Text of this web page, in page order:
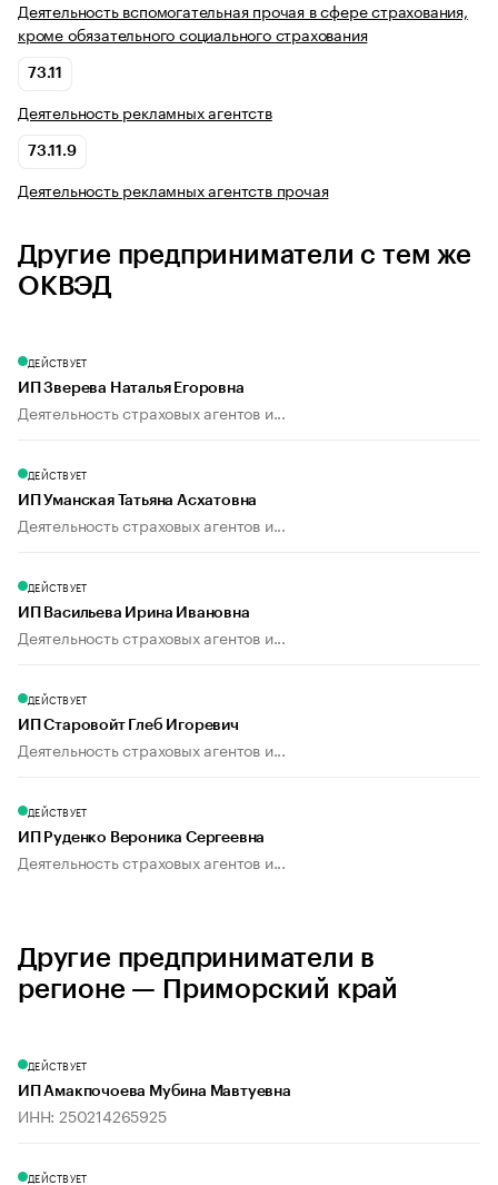
Деятельность вспомогательная прочая в сфере страхования,
кроме обязательного социального страхования
73.11
Деятельность рекламных агентств
73.11.9
Деятельность рекламных агентств прочая
Другие предприниматели с тем же
ОКВЭД
ДЕЙСТВУЕТ
ИП Зверева Наталья Егоровна
Деятельность страховых агентов и...
ДЕЙСТВУЕТ
ИП Уманская Татьяна Асхатовна
Деятельность страховых агентов и...
ДЕЙСТВУЕТ
ИП Васильева Ирина Ивановна
Деятельность страховых агентов и...
ДЕЙСТВУЕТ
ИП Старовойт Глеб Игоревич
Деятельность страховых агентов и...
ДЕЙСТВУЕТ
ИП Руденко Вероника Сергеевна
Деятельность страховых агентов и...
Другие предприниматели в
регионе — Приморский край
ДЕЙСТВУЕТ
ИП Амакпочоева Мубина Мавтуевна
ИНН: 250214265925
ДЕЙСТВУЕТ